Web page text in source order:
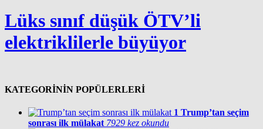
Lüks sınıf düşük ÖTV’li
elektriklilerle büyüyor
KATEGORİNİN POPÜLERLERİ
1 Trump’tan seçim
sonrası ilk mülakat 7929 kez okundu